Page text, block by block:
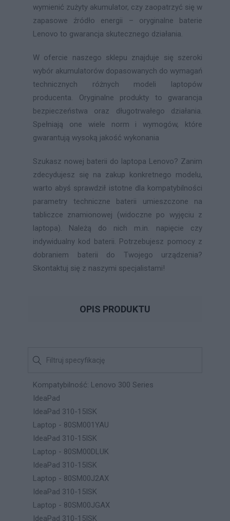
wymienić zużyty akumulator, czy zaopatrzyć się w
zapasowe źródło energii – oryginalne baterie
Lenovo to gwarancja skutecznego działania.
W ofercie naszego sklepu znajduje się szeroki
wybór akumulatorów dopasowanych do wymagań
technicznych różnych modeli laptopów
producenta. Oryginalne produkty to gwarancja
bezpieczeństwa oraz długotrwałego działania.
Spełniają one wiele norm i wymogów, które
gwarantują wysoką jakość wykonania
Szukasz nowej baterii do laptopa Lenovo? Zanim
zdecydujesz się na zakup konkretnego modelu,
warto abyś sprawdził istotne dla kompatybilności
parametry techniczne baterii umieszczone na
tabliczce znamionowej (widoczne po wyjęciu z
laptopa). Należą do nich m.in. napięcie czy
indywidualny kod baterii. Potrzebujesz pomocy z
dobraniem baterii do Twojego urządzenia?
Skontaktuj się z naszymi specjalistami!
OPIS PRODUKTU
Kompatybilność: Lenovo 300 Series
IdeaPad
IdeaPad 310-15ISK
Laptop - 80SM001YAU
IdeaPad 310-15ISK
Laptop - 80SM00DLUK
IdeaPad 310-15ISK
Laptop - 80SM00J2AX
IdeaPad 310-15ISK
Laptop - 80SM00JGAX
IdeaPad 310-15ISK